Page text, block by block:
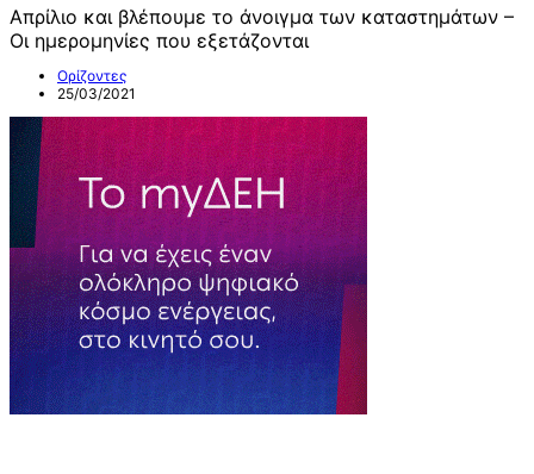
Απρίλιο και βλέπουμε το άνοιγμα των καταστημάτων –
Οι ημερομηνίες που εξετάζονται
Ορίζοντες
25/03/2021